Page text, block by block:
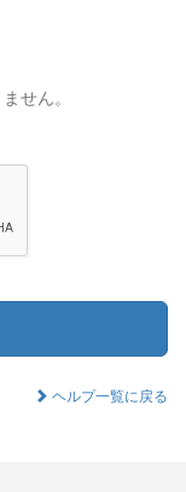
せん。
ヘルプ一覧に戻る